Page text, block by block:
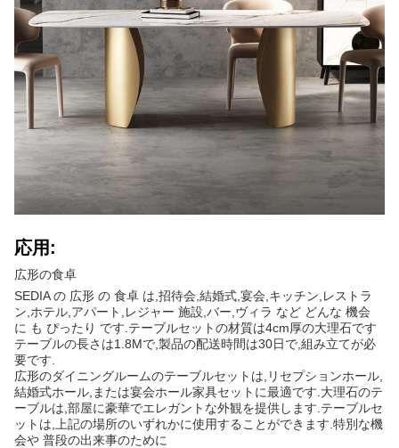
応用:
広形の食卓
SEDIA の 広形 の 食卓 は,招待会,結婚式,宴会,キッチン,レストラ
ン,ホテル,アパート,レジャー 施設,バー,ヴィラ など どんな 機会
に も ぴったり です.テーブルセットの材質は4cm厚の大理石です
テーブルの長さは1.8Mで,製品の配送時間は30日で,組み立てが必
要です.
広形のダイニングルームのテーブルセットは,リセプションホール,
結婚式ホール,または宴会ホール家具セットに最適です.大理石のテ
ーブルは,部屋に豪華でエレガントな外観を提供します.テーブルセ
ットは,上記の場所のいずれかに使用することができます.特別な機
会や 普段の出来事のために